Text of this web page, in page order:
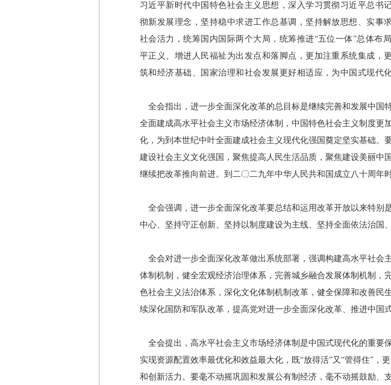
习近平新时代中国特色社会主义思想，深入学习贯彻习近平总
彻新发展理念，坚持稳中求进工作总基调，坚持解放思想、实事
社会活力，统筹国内国际两个大局，统筹推进“五位一体”总体布
平正义、增进人民福祉为出发点和落脚点，更加注重系统集成，
筑和经济基础、国家治理和社会发展更好相适应，为中国式现代
全会指出，进一步全面深化改革的总目标是继续完善和发展中国
全面建成高水平社会主义市场经济体制，中国特色社会主义制度
化，为到本世纪中叶全面建成社会主义现代化强国奠定坚实基础
建设社会主义文化强国，聚焦提高人民生活品质，聚焦建设美丽中
继续把改革推向前进。到二〇二九年中华人民共和国成立八十周年
全会强调，进一步全面深化改革要总结和运用改革开放以来特
中心、坚持守正创新、坚持以制度建设为主线、坚持全面依法治国
全会对进一步全面深化改革做出系统部署，强调构建高水平社
体制机制，健全宏观经济治理体系，完善城乡融合发展体制机制
色社会主义法治体系，深化文化体制机制改革，健全保障和改善
续深化国防和军队改革，提高党对进一步全面深化改革、推进中国
全会提出，高水平社会主义市场经济体制是中国式现代化的重要
实现资源配置效率最优化和效益最大化，既“放得活”又“管得住”
和创新活力。要毫不动摇巩固和发展公有制经济，毫不动摇鼓励